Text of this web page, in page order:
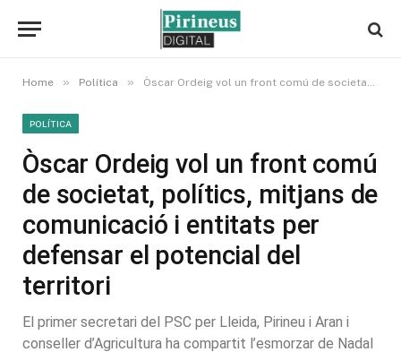
Home » Política » Òscar Ordeig vol un front comú de societat, polítics, mitjans de comunicació i entitats per defensar el potencial del territori
POLÍTICA
Òscar Ordeig vol un front comú
de societat, polítics, mitjans de
comunicació i entitats per
defensar el potencial del
territori
El primer secretari del PSC per Lleida, Pirineu i Aran i
conseller d’Agricultura ha compartit l’esmorzar de Nadal